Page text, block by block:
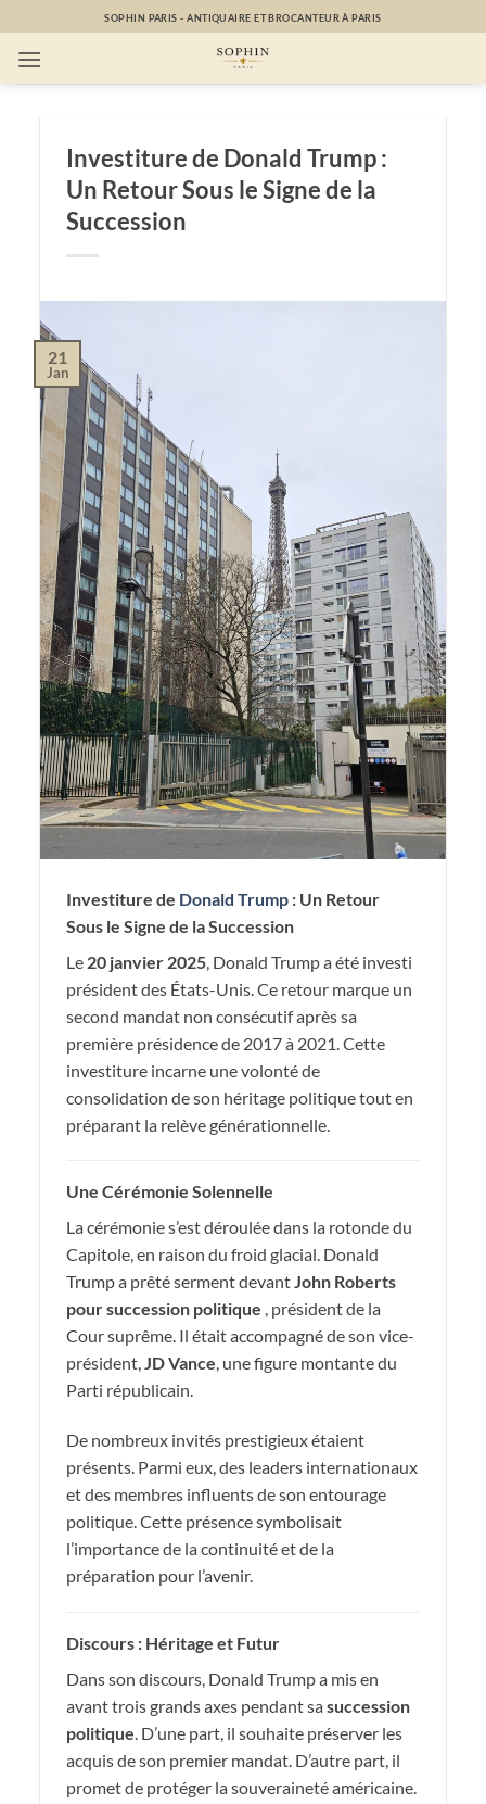
au
contenu
SOPHIN PARIS - ANTIQUAIRE ET BROCANTEUR À PARIS
Investiture de Donald Trump :
Un Retour Sous le Signe de la
Succession
21
Jan
Investiture de Donald Trump : Un Retour
Sous le Signe de la Succession
Le 20 janvier 2025 , Donald Trump a été investi
président des États-Unis. Ce retour marque un
second mandat non consécutif après sa
première présidence de 2017 à 2021. Cette
investiture incarne une volonté de
consolidation de son héritage politique tout en
préparant la relève générationnelle.
Une Cérémonie Solennelle
La cérémonie s’est déroulée dans la rotonde du
Capitole, en raison du froid glacial. Donald
Trump a prêté serment devantJohn Roberts
pour succession politique , président de la
Cour suprême. Il était accompagné de son vice-
président,JD Vance, une figure montante du
Parti républicain.
De nombreux invités prestigieux étaient
présents. Parmi eux, des leaders internationaux
et des membres influents de son entourage
politique. Cette présence symbolisait
l’importance de la continuité et de la
préparation pour l’avenir.
Discours : Héritage et Futur
Dans son discours, Donald Trump a mis en
avant trois grands axes pendant sasuccession
politique. D’une part, il souhaite préserver les
acquis de son premier mandat. D’autre part, il
promet de protéger la souveraineté américaine.